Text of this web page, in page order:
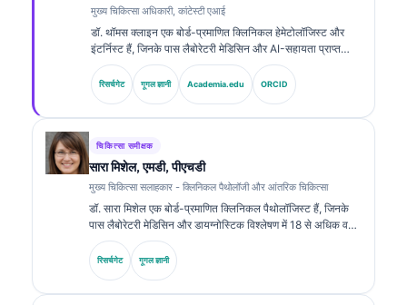
मुख्य चिकित्सा अधिकारी, कांटेस्टी एआई
डॉ. थॉमस क्लाइन एक बोर्ड-प्रमाणित क्लिनिकल हेमेटोलॉजिस्ट और
इंटर्निस्ट हैं, जिनके पास लैबोरेटरी मेडिसिन और AI-सहायता प्राप्त
क्लिनिकल विश्लेषण में 15 से अधिक वर्षों का अनुभव है। Kantesti AI
में मुख्य चिकित्सा अधिकारी के रूप में, वे स्वामित्व वाले न्यूरल नेटवर्क की
चिकित्सा सटीकता पर क्लिनिकल पर्यवेक्षण प्रदान करते हैं। डॉ. क्लाइन
रिसर्चगेट गूगल ज्ञानी Academia.edu ORCID
चिकित्सा समीक्षक
सारा मिशेल, एमडी, पीएचडी
मुख्य चिकित्सा सलाहकार - क्लिनिकल पैथोलॉजी और आंतरिक चिकित्सा
डॉ. सारा मिशेल एक बोर्ड-प्रमाणित क्लिनिकल पैथोलॉजिस्ट हैं, जिनके
पास लैबोरेटरी मेडिसिन और डायग्नोस्टिक विश्लेषण में 18 से अधिक वर्षों
का अनुभव है। उनके पास क्लिनिकल केमिस्ट्री में विशेष प्रमाणपत्र हैं
और उन्होंने क्लिनिकल प्रैक्टिस में बायोमार्कर पैनल तथा लैबोरेटरी
विश्लेषण पर व्यापक रूप से प्रकाशन किया है।.
रिसर्चगेट गूगल ज्ञानी